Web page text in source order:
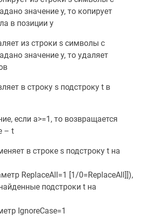
значение y, то копирует
в позиции y
из строки s символы с
значение y, то удаляет
в строку s подстроку t в
если a>=1, то возвращается
– t
в строке s подстроку t на
ReplaceAll=1 [1/0=ReplaceAll]]),
подстроки t на
IgnoreCase=1